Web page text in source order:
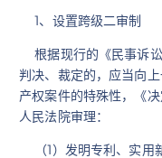
1、设置跨级二审制
根据现行的《民事诉
判决、裁定的，应当向
产权案件的特殊性，《
人民法院审理：
（1）发明专利、实用